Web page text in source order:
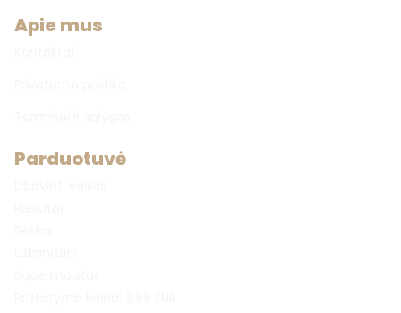
Apie mus
Parduotuvė